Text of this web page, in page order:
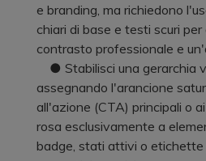
e branding, ma richiedono
chiari di base e testi scuri
contrasto professionale e
● Stabilisci una gerarchia
assegnando l'arancione
all'azione (CTA) principali o
rosa esclusivamente a
badge, stati attivi o etichette